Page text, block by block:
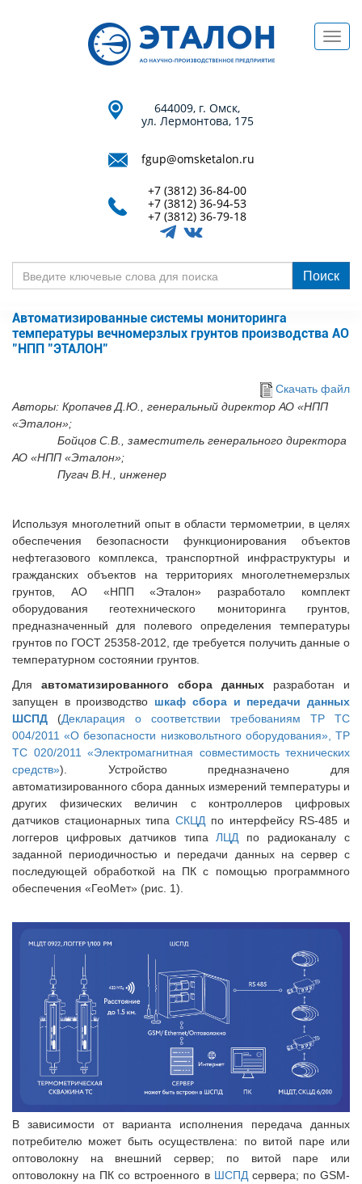
644009, г. Омск,
ул. Лермонтова, 175
fgup@omsketalon.ru
+7 (3812) 36-84-00
+7 (3812) 36-94-53
+7 (3812) 36-79-18
ключевые
слова
для
Поиск
Автоматизированные системы мониторинга
температуры вечномерзлых грунтов производства АО
"НПП "ЭТАЛОН"
Скачать файл
Авторы: Кропачев Д.Ю., генеральный директор АО «НПП
«Эталон»;
Бойцов С.В., заместитель генерального директора
АО «НПП «Эталон»;
Пугач В.Н., инженер
Используя многолетний опыт в области термометрии, в целях
обеспечения безопасности функционирования объектов
нефтегазового комплекса, транспортной инфраструктуры и
гражданских объектов на территориях многолетнемерзлых
грунтов, АО «НПП «Эталон» разработало комплект
оборудования геотехнического мониторинга грунтов,
предназначенный для полевого определения температуры
грунтов по ГОСТ 25358-2012, где требуется получить данные о
температурном состоянии грунтов.
Для автоматизированного сбора данных разработан и
запущен в производство шкаф сбора и передачи данных
ШСПД (Декларация о соответствии требованиям ТР ТС
004/2011 «О безопасности низковольтного оборудования», ТР
ТС 020/2011 «Электромагнитная совместимость технических
средств»). Устройство предназначено для
автоматизированного сбора данных измерений температуры и
других физических величин с контроллеров цифровых
датчиков стационарных типаСКЦД по интерфейсу RS-485 и
логгеров цифровых датчиков типа ЛЦД по радиоканалу с
заданной периодичностью и передачи данных на сервер с
последующей обработкой на ПК с помощью программного
обеспечения «ГеоМет» (рис. 1).
В зависимости от варианта исполнения передача данных
потребителю может быть осуществлена: по витой паре или
оптоволокну на внешний сервер; по витой паре или
оптоволокну на ПК со встроенного в ШСПДсервера; по GSM-